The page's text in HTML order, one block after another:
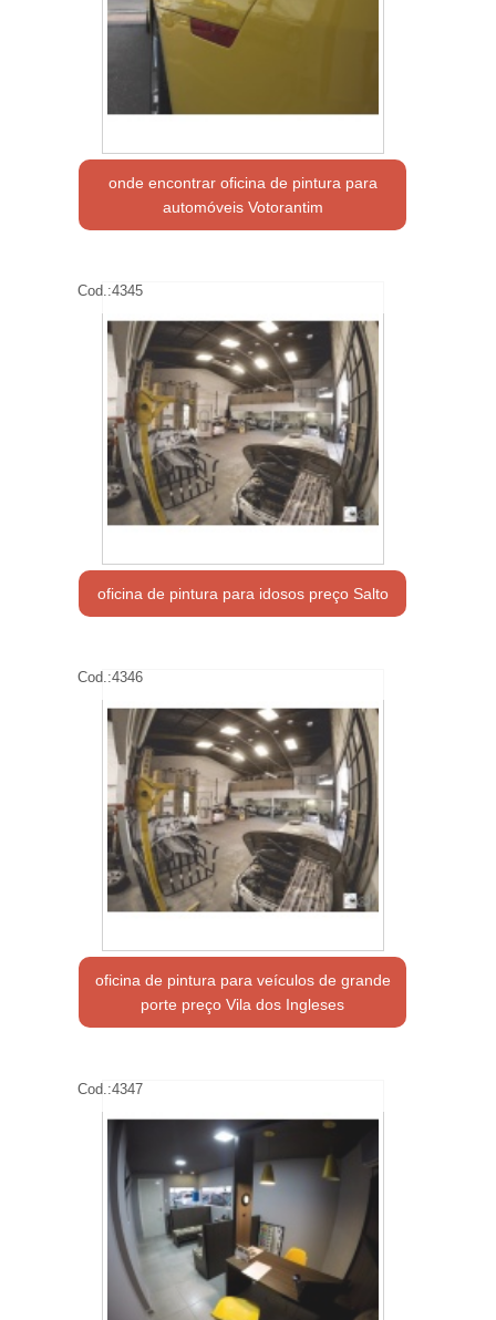
onde encontrar oficina de pintura para
automóveis Votorantim
Cod.:4345
oficina de pintura para idosos preço Salto
Cod.:4346
oficina de pintura para veículos de grande
porte preço Vila dos Ingleses
Cod.:4347